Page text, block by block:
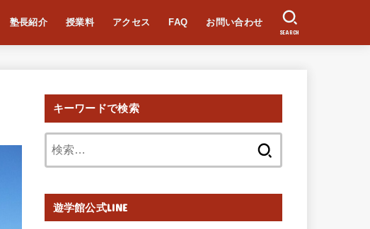
塾長紹介 授業料 アクセス FAQ お問い合わせ
SEARCH
キーワードで検索
遊学館公式LINE